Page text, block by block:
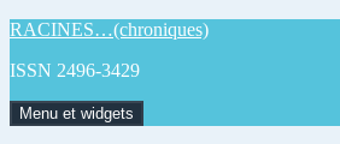
Aller
contenu
RACINES…(chroniques)
ISSN 2496-3429
Menu et widgets